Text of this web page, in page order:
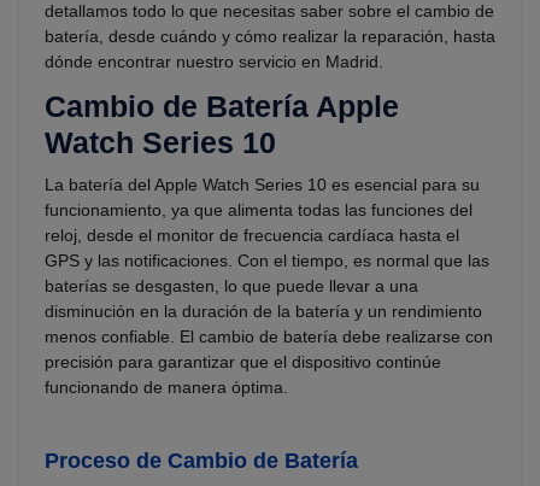
detallamos todo lo que necesitas saber sobre el cambio de
batería, desde cuándo y cómo realizar la reparación, hasta
dónde encontrar nuestro servicio en Madrid.
Cambio de Batería Apple
Watch Series 10
La batería del Apple Watch Series 10 es esencial para su
funcionamiento, ya que alimenta todas las funciones del
reloj, desde el monitor de frecuencia cardíaca hasta el
GPS y las notificaciones. Con el tiempo, es normal que las
baterías se desgasten, lo que puede llevar a una
disminución en la duración de la batería y un rendimiento
menos confiable. El cambio de batería debe realizarse con
precisión para garantizar que el dispositivo continúe
funcionando de manera óptima.
Proceso de Cambio de Batería